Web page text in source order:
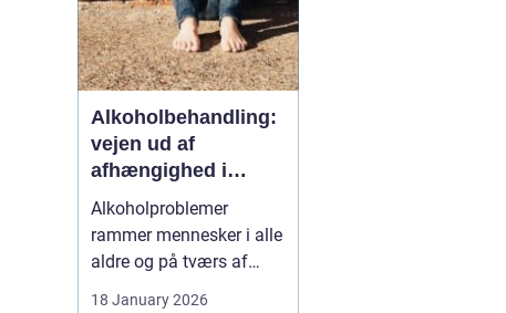
Alkoholbehandling:
vejen ud af
afhængighed i
trygge rammer
Alkoholproblemer
rammer mennesker i alle
aldre og på tværs af
18 January 2026